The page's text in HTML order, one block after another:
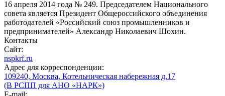
16 апреля 2014 года № 249. Председателем Национального
совета является Президент Общероссийского объединения
работодателей «Российский союз промышленников и
предпринимателей» Александр Николаевич Шохин.
Контакты
Сайт:
nspkrf.ru
Адрес для корреспонденции:
109240, Москва, Котельническая набережная д.17
(В РСПП для АНО «НАРК»)
E-mail: